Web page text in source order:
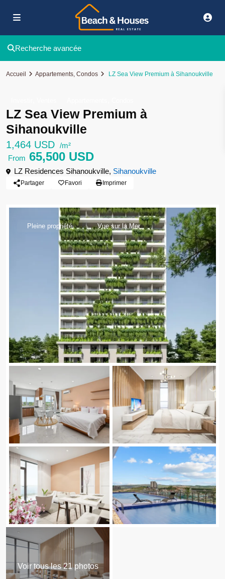
Recherche avancée
Accueil Appartements, Condos LZ Sea View Premium à Sihanoukville
LZ Sea View Premium à
Sihanoukville
1,464 USD /m²
From 65,500 USD
LZ Residences Sihanoukville, Sihanoukville
Partager Favori Imprimer
Pleine propriété Vue sur la Mer
Voir tous les 21 photos